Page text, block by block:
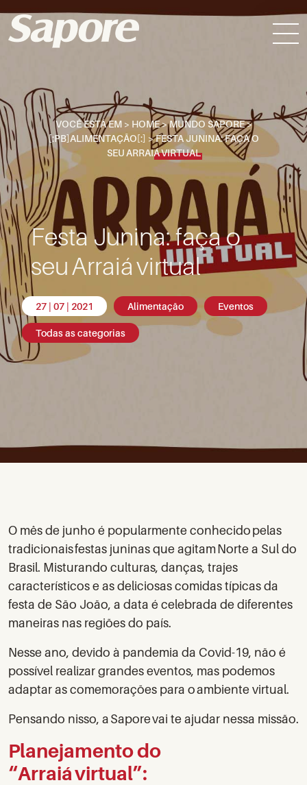
VOCÊ ESTÁ EM > HOME>MUNDO SAPORE>
[:PB]ALIMENTAÇÃO[:] >FESTA JUNINA: FAÇA O
SEU ARRAIÁ VIRTUAL
Festa Junina: faça o
seu Arraiá virtual
27 | 07 | 2021 Alimentação Eventos
Todas as categorias
O mês de junho é popularmente conhecido pelas
tradicionais festas juninas que agitam Norte a Sul do
Brasil. Misturando culturas, danças, trajes
característicos e as deliciosas comidas típicas da
festa de São João, a data é celebrada de diferentes
maneiras nas regiões do país.
Nesse ano, devido à pandemia da Covid-19, não é
possível realizar grandes eventos, mas podemos
adaptar as comemorações para o ambiente virtual.
Pensando nisso, a Sapore vai te ajudar nessa missão.
Planejamento do
“Arraiá virtual”: